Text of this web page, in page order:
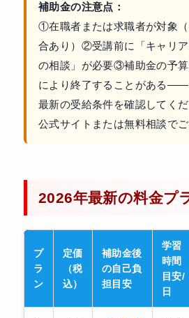
補助金の注意点：
①在職者または求職者が対象
合あり）②受講前に「キャリア
の相談」が必要③補助金の予
により終了することがある——
最新の受給条件を確認してく
公式サイトまたは無料相談でご
2026年最新の料金プ
プ
ラ
ン
定価
（税
込）
補助金後
の自己負
担目安
学習
時間
目安/
日